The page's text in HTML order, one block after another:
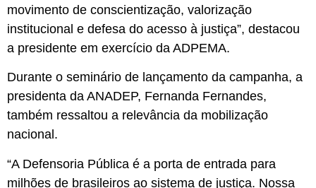
movimento de conscientização, valorização
institucional e defesa do acesso à justiça”, destacou
a presidente em exercício da ADPEMA.
Durante o seminário de lançamento da campanha, a
presidenta da ANADEP, Fernanda Fernandes,
também ressaltou a relevância da mobilização
nacional.
“A Defensoria Pública é a porta de entrada para
milhões de brasileiros ao sistema de justiça. Nossa